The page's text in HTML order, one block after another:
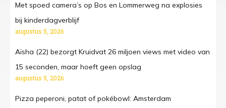
Met spoed camera’s op Bos en Lommerweg na explosies
bij kinderdagverblijf
augustus 5, 2026
Aïsha (22) bezorgt Kruidvat 26 miljoen views met video van
15 seconden, maar hoeft geen opslag
augustus 5, 2026
Pizza peperoni, patat of pokébowl: Amsterdam